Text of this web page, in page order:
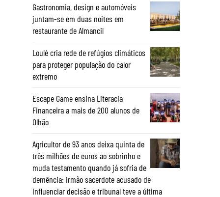
Gastronomia, design e automóveis
juntam-se em duas noites em
restaurante de Almancil
Loulé cria rede de refúgios climáticos
para proteger população do calor
extremo
Escape Game ensina Literacia
Financeira a mais de 200 alunos de
Olhão
Agricultor de 93 anos deixa quinta de
três milhões de euros ao sobrinho e
muda testamento quando já sofria de
demência: irmão sacerdote acusado de
influenciar decisão e tribunal teve a última